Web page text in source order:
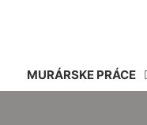
MURÁRSKE PRÁCE